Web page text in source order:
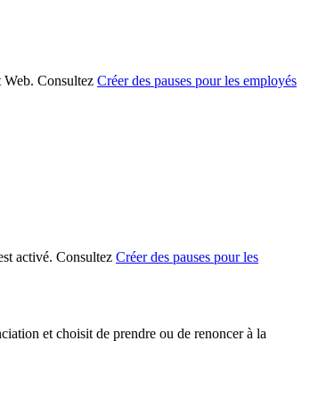
Web. Consultez Créer des pauses pour les employés
activé. Consultez Créer des pauses pour les
et choisit de prendre ou de renoncer à la